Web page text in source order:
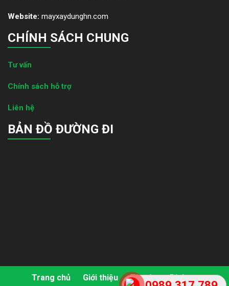
Website: mayxaydunghn.com
CHÍNH SÁCH CHUNG
Tư vấn
Chính sách hỗ trợ
Liên hệ
BẢN ĐỒ ĐƯỜNG ĐI
Trang chủ Giới thiệu Tin tức
Dịch vụ